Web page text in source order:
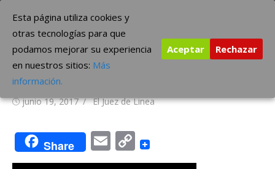
contenido
The Borderline Music
Nuevo video de Arcade Fire:
“Creature Comfort”
Publicada
junio 19, 2017 Autor
El Juez de Linea
Share EmailCopy
Link
Esta página utiliza cookies y
otras tecnologías para que
podamos mejorar su experiencia
en nuestros sitios: Más
información.
Aceptar Rechazar